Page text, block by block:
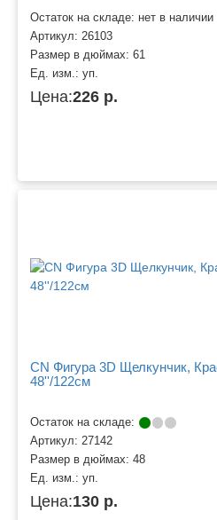
Остаток на складе: нет в наличии
Артикул: 26103
Размер в дюймах: 61
Ед. изм.: уп.
Цена:226 р.
CN Фигура 3D Щелкунчик,
48''/122см
Остаток на складе:
Артикул: 27142
Размер в дюймах: 48
Ед. изм.: уп.
Цена:130 р.